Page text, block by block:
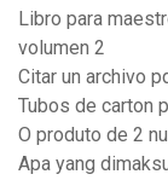
Libro para
volumen 2
Citar un archivo
Tubos de carton
O produto de 2
Apa yang